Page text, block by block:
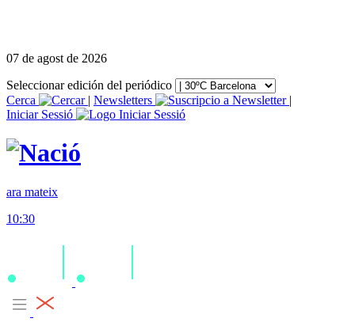
07 de agost de 2026
Seleccionar edición del periódico
Cerca
| Newsletters
|
Iniciar Sessió
ara mateix
10:30